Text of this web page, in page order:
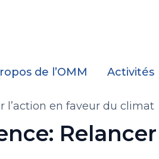
de l’OMM Activités
l’action en faveur du climat